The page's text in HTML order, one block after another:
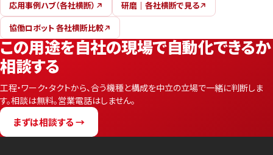
応用事例ハブ（各社横断）
研磨｜各社横断で見る
協働ロボット 各社横断比較
この用途を自社の現場で自動化できるか
相談する
工程・ワーク・タクトから、合う機種と構成を中立の立場で一緒に判断しま
す。相談は無料。営業電話はしません。
まずは相談する →